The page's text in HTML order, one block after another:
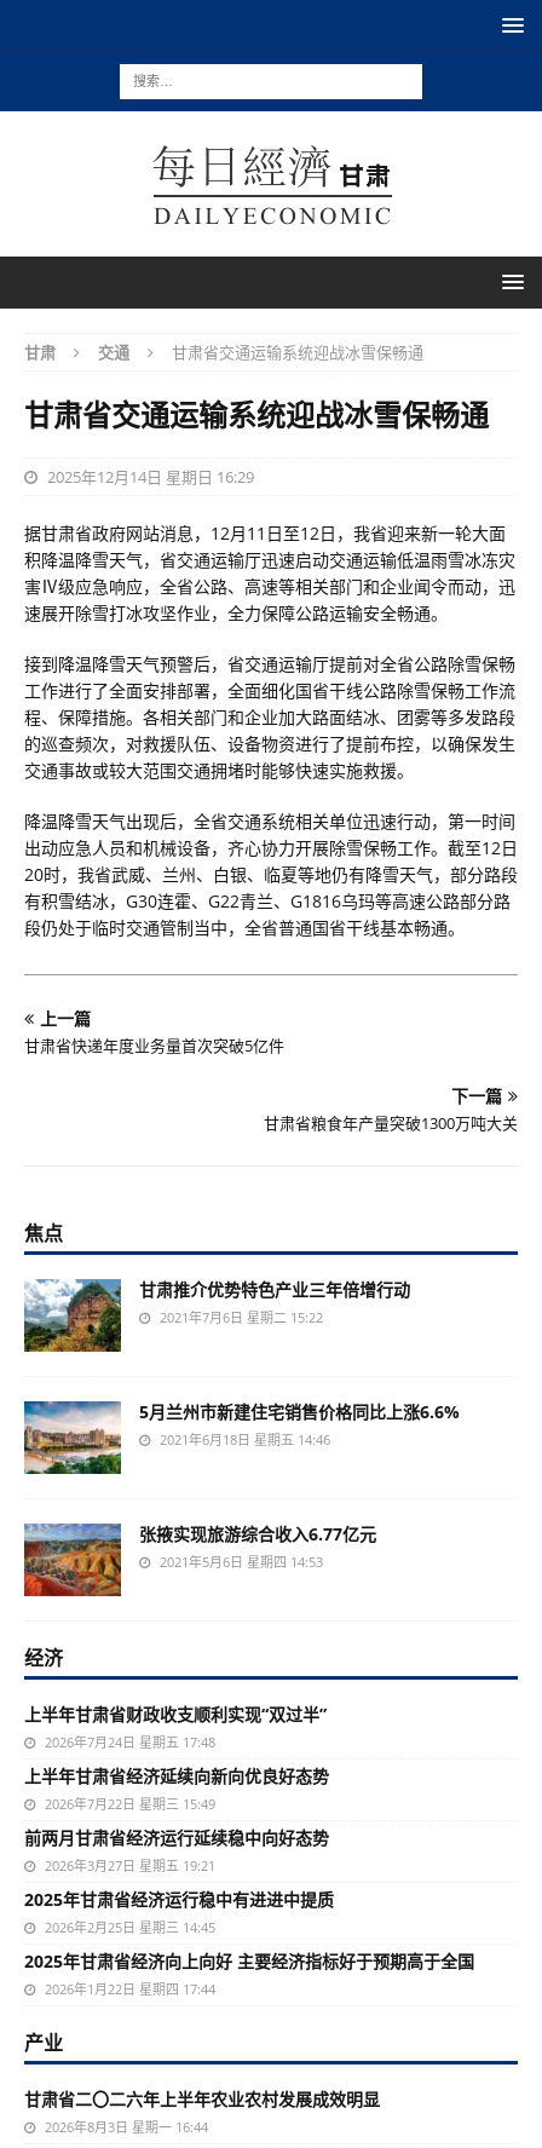
甘肃 交通 甘肃省交通运输系统迎战冰雪保畅通
甘肃省交通运输系统迎战冰雪保畅通
2025年12月14日 星期日 16:29
据甘肃省政府网站消息，12月11日至12日，我省迎来新一轮大面
积降温降雪天气，省交通运输厅迅速启动交通运输低温雨雪冰冻灾
害Ⅳ级应急响应，全省公路、高速等相关部门和企业闻令而动，迅
速展开除雪打冰攻坚作业，全力保障公路运输安全畅通。
接到降温降雪天气预警后，省交通运输厅提前对全省公路除雪保畅
工作进行了全面安排部署，全面细化国省干线公路除雪保畅工作流
程、保障措施。各相关部门和企业加大路面结冰、团雾等多发路段
的巡查频次，对救援队伍、设备物资进行了提前布控，以确保发生
交通事故或较大范围交通拥堵时能够快速实施救援。
降温降雪天气出现后，全省交通系统相关单位迅速行动，第一时间
出动应急人员和机械设备，齐心协力开展除雪保畅工作。截至12日
20时，我省武威、兰州、白银、临夏等地仍有降雪天气，部分路段
有积雪结冰，G30连霍、G22青兰、G1816乌玛等高速公路部分路
段仍处于临时交通管制当中，全省普通国省干线基本畅通。
上一篇
甘肃省快递年度业务量首次突破5亿件
下一篇
甘肃省粮食年产量突破1300万吨大关
焦点
甘肃推介优势特色产业三年倍增行动
2021年7月6日 星期二 15:22
5月兰州市新建住宅销售价格同比上涨6.6%
2021年6月18日 星期五 14:46
张掖实现旅游综合收入6.77亿元
2021年5月6日 星期四 14:53
经济
上半年甘肃省财政收支顺利实现“双过半”
2026年7月24日 星期五 17:48
上半年甘肃省经济延续向新向优良好态势
2026年7月22日 星期三 15:49
前两月甘肃省经济运行延续稳中向好态势
2026年3月27日 星期五 19:21
2025年甘肃省经济运行稳中有进进中提质
2026年2月25日 星期三 14:45
2025年甘肃省经济向上向好 主要经济指标好于预期高于全国
2026年1月22日 星期四 17:44
产业
甘肃省二〇二六年上半年农业农村发展成效明显
2026年8月3日 星期一 16:44